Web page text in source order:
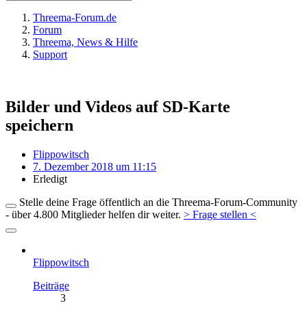
Threema-Forum.de
Forum
Threema, News & Hilfe
Support
Bilder und Videos auf SD-Karte
speichern
Flippowitsch
7. Dezember 2018 um 11:15
Erledigt
Stelle deine Frage öffentlich an die Threema-Forum-Community
- über 4.800 Mitglieder helfen dir weiter. > Frage stellen <
Flippowitsch
Beiträge
3